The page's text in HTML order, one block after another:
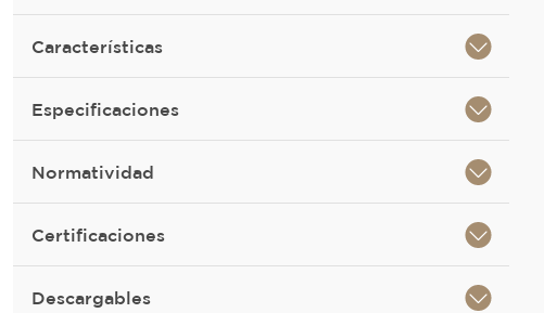
Características
Especificaciones
Normatividad
Certificaciones
Descargables